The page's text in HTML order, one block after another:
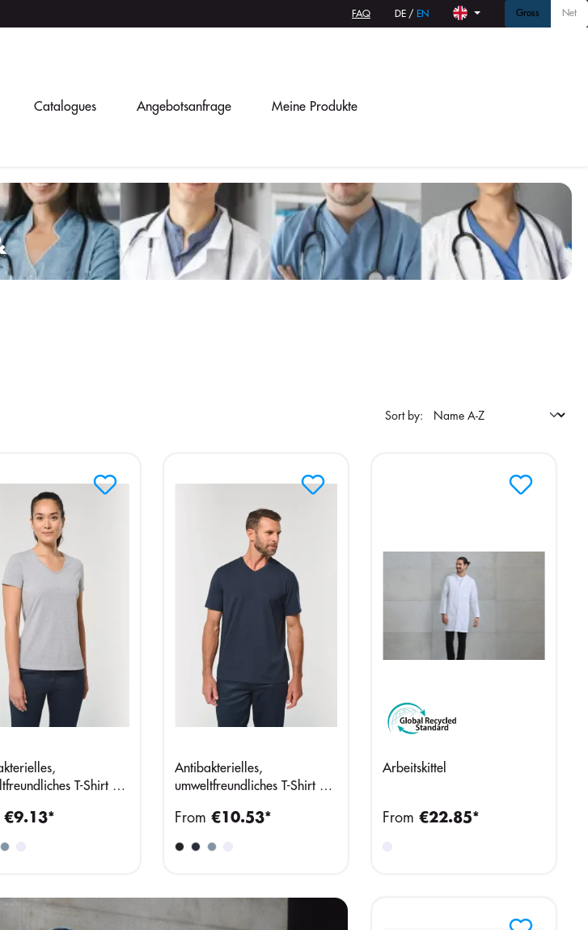
FAQ DE / EN Gross Net
Catalogues Angebotsanfrage Meine Produkte
Sort by:
T-Shirt mit
€9.13*
Antibakterielles,
umweltfreundliches T-Shirt mit
From€10.53*
Arbeitskittel
From€22.85*